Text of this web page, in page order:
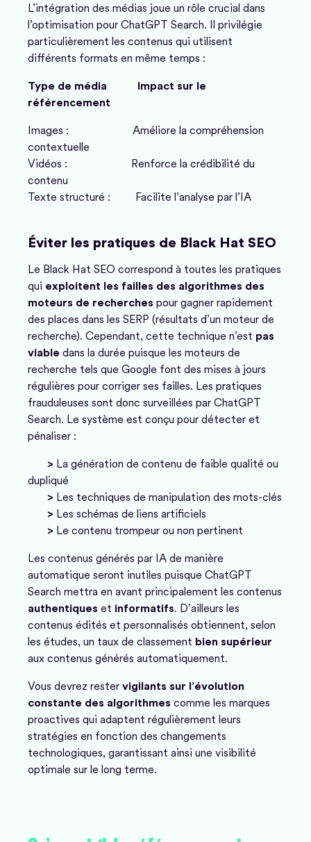
L’intégration des médias joue un rôle crucial dans
l’optimisation pour ChatGPT Search. Il privilégie
particulièrement les contenus qui utilisent
différents formats en même temps :
Type de média
Impact sur le
référencement
Images : Améliore la compréhension
contextuelle
Vidéos : Renforce la crédibilité du
contenu
Texte structuré : Facilite l’analyse par l’IA
Éviter les pratiques de Black Hat SEO
Le Black Hat SEO correspond à toutes les pratiques
qui exploitent les failles des algorithmes des
moteurs de recherches pour gagner rapidement
des places dans les SERP (résultats d’un moteur de
recherche). Cependant, cette technique n’est pas
viable dans la durée puisque les moteurs de
recherche tels que Google font des mises à jours
régulières pour corriger ses failles. Les pratiques
frauduleuses sont donc surveillées par ChatGPT
Search. Le système est conçu pour détecter et
pénaliser :
> La génération de contenu de faible qualité ou
dupliqué
> Les techniques de manipulation des mots-clés
> Les schémas de liens artificiels
> Le contenu trompeur ou non pertinent
Les contenus générés par IA de manière
automatique seront inutiles puisque ChatGPT
Search mettra en avant principalement les contenus
authentiques et informatifs. D’ailleurs les
contenus édités et personnalisés obtiennent, selon
les études, un taux de classement bien supérieur
aux contenus générés automatiquement.
Vous devrez rester vigilants sur l’évolution
constante des algorithmes comme les marques
proactives qui adaptent régulièrement leurs
stratégies en fonction des changements
technologiques, garantissant ainsi une visibilité
optimale sur le long terme.